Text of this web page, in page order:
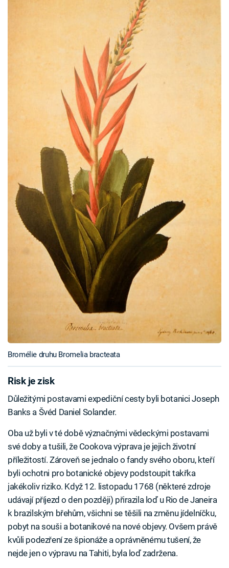
Bromélie druhu Bromelia bracteata
Risk je zisk
Důležitými postavami expediční cesty byli botanici Joseph
Banks a Švéd Daniel Solander.
Oba už byli v té době význačnými vědeckými postavami
své doby a tušili, že Cookova výprava je jejich životní
příležitostí. Zároveň se jednalo o fandy svého oboru, kteří
byli ochotni pro botanické objevy podstoupit takřka
jakékoliv riziko. Když 12. listopadu 1768 (některé zdroje
udávají příjezd o den později) přirazila loď u Rio de Janeira
k brazilským břehům, všichni se těšili na změnu jídelníčku,
pobyt na souši a botanikové na nové objevy. Ovšem právě
kvůli podezření ze špionáže a oprávněnému tušení, že
nejde jen o výpravu na Tahiti, byla loď zadržena.